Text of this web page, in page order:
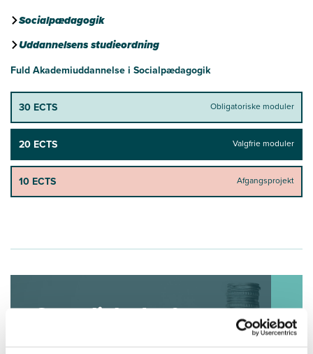
Socialpædagogik
Uddannelsens studieordning
Fuld Akademiuddannelse i Socialpædagogik
30 ECTS Obligatoriske moduler
20 ECTS Valgfrie moduler
10 ECTS Afgangsprojekt
Se muligheder for